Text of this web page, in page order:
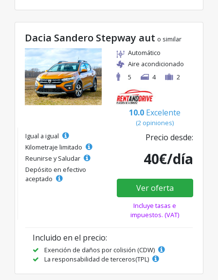
Dacia Sandero Stepway aut o similar
Automático
Aire acondicionado
5
4 2
10.0 Excelente
(2 opiniones)
Igual a igual
Kilometraje limitado
Reunirse y Saludar
Depósito en efectivo
aceptado
Precio desde:
40€/día
Ver oferta
Incluye tasas e
impuestos. (VAT)
Incluido en el precio:
Exención de daños por colisión (CDW)
La responsabilidad de terceros(TPL)